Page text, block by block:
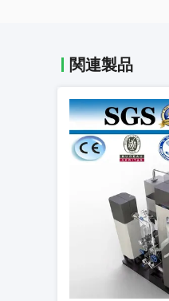
関連製品